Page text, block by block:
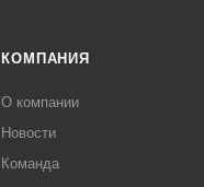
КОМПАНИЯ
О компании
Новости
Команда